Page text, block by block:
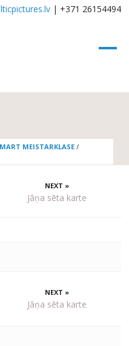
| +371 26154494
MEISTARKLASE /
NEXT »
Jāņa sēta karte
NEXT »
Jāņa sēta karte